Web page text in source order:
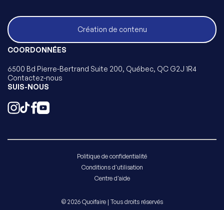
Création de contenu
COORDONNÉES
6500 Bd Pierre-Bertrand Suite 200, Québec, QC G2J 1R4
Contactez-nous
SUIS-NOUS
Politique de confidentialité
Conditions d'utilisation
Centre d'aide
© 2026 Quoifaire | Tous droits réservés